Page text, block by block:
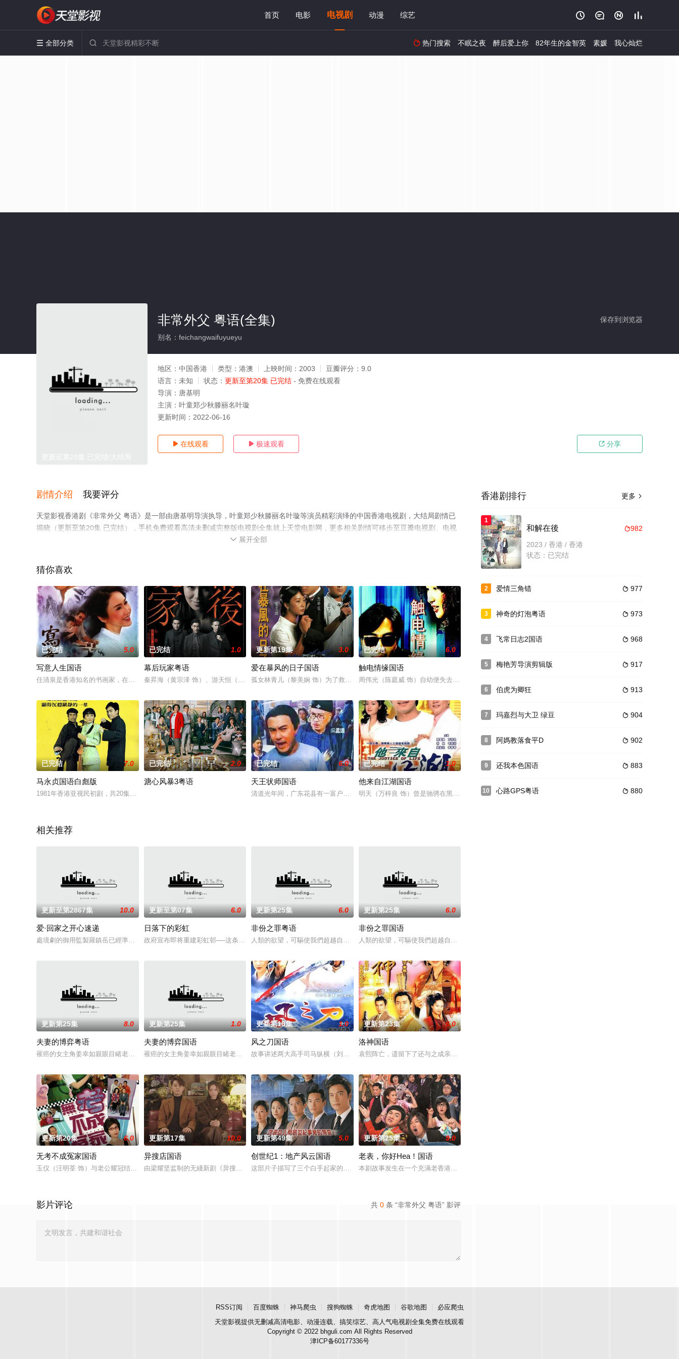
首页 电影 电视剧 动漫 综艺    
 全部分类   热门搜索 不眠之夜 醉后爱上你 82年生的金智英 素媛 我心灿烂
保存到浏览器
非常外父 粤语(全集)
别名：feichangwaifuyueyu
地区： 中国香港 类型： 港澳 上映时间： 2003 豆瓣评分： 9.0
语言： 未知 状态： 更新至第20集 已完结 - 免费在线观看
导演： 唐基明
主演： 叶童郑少秋滕丽名叶璇
更新时间： 2022-06-16
 在线观看  极速观看  分享
剧情介绍 我要评分
天堂影视香港剧《非常外父 粤语》是一部由唐基明导演执导，叶童郑少秋滕丽名叶璇等演员精彩演绎的中国香港电视剧，大结局剧情已
揭晓（更新至第20集 已完结），手机免费观看高清未删减完整版电视剧全集就上天堂电影网，更多相关剧情可移步至豆瓣电视剧、电视
 展开全部
猜你喜欢
已完结 5.0
写意人生国语
任清泉是香港知名的书画家，在上环开设了一家专卖文房四宝兼卖名家书画的店铺「多宝轩」。为了推广中华文化，还开班教授书法和国画。清泉妻子早丧，多年来与妻舅高大威和
已完结 1.0
幕后玩家粤语
秦昇海（黄宗泽 饰）、游天恒（张继聪 饰）和冯汐然（萧正楠 饰）是情同手足的好兄弟，三人供职于同一间公关公司之内，在各自的领域里发挥所长，虽然他们个性迥异，对
更新第19集 3.0
爱在暴风的日子国语
孤女林青儿（黎美娴 饰）为了救落难的父亲而遭受警察和黑帮头目的虐待。幸运的是，她的好友张楚文（林文龙 饰）勇敢地救了她。二人偷渡到了
已完结 6.0
触电情缘国语
周伟光（陈庭威 饰）自幼便失去了父母，在孤儿院中长大，孤儿院里，周伟光遇见了同样身世伶仃的郭兆中
已完结 7.0
马永贞国语白彪版
1981年香港亚视民初剧，共20集，监制是徐小明和李兆华。山东戏班(马艳桃)剧团来到上海谋生，却遭上海黑帮邵八(司马华龙)势力欺压，致使大师兄马永贞(白彪)和
已完结 2.0
溏心风暴3粤语
已完结 6.0
天王状师国语
清道光年间，广东花县有一富户，户主陈鸿妻早亡，子至贤不孝，陈鸿便将希望寄托在继室缪兰身上。皇天不负有心人，兰生子梦吉（张卫健饰）
已完结 1.0
他来自江湖国语
明天（万梓良 饰）曾是驰骋在黑道中的铁面英雄，然而，未婚妻的死使他深受打击，心灰意冷之下决心金盆
相关推荐
更新至第2867集 10.0
爱·回家之开心速递
處境劇的御用監製羅鎮岳已經準備開拍新一套處境劇，暫定叫《愛．回家之開心速遞》，「過往的處境劇都是以家庭為主，今次當然不例外啦。而故事除了家庭，因為網購現在都好
更新至第07集 6.0
日落下的彩虹
政府宣布即将重建彩虹邨──这条超过60年的名牌屋邨，满载香港情怀，是几代人的成长与回忆。
更新第25集 6.0
非份之罪粤语
人類的欲望，可驅使我們超越自我，然而，當欲望失控，過份貪圖金錢與權勢、追求不屬於自己的愛，非份之想被無限放大，一不經意，便陷入道
更新第25集 6.0
非份之罪国语
人類的欲望，可驅使我們超越自我，然而，當欲望失控，過份貪圖金錢與權勢、追求不屬於自己的愛，非份
更新第25集 8.0
夫妻的博弈粤语
罹癌的女主角姜幸如親眼目睹老公和她唯一的閨蜜的姦情，慘遭兩人狠下毒手。坎坷的她竟然「死而復生」，奇迹地回到五年前⋯獲得「重生」的幸如決定為自己而活，她任職廣告
更新第25集 1.0
夫妻的博弈国语
罹癌的女主角姜幸如親眼目睹老公和她唯一的閨蜜的姦情，慘遭兩人狠下毒手。坎坷的她竟然「死而復生」，奇迹地回到五年前⋯獲得「重生」的幸如決定為自己而活，她任職廣告
更新第18集 1.0
风之刀国语
故事讲述两大高手司马纵横（刘江）与洪震（罗乐林）决战，横打败震，废其武功，将他送往无我岛教化。皇极神算姚康节算出横必会称霸，但祸
更新第23集 6.0
洛神国语
袁熙阵亡，遗留下了还与之成亲的甄宓（蔡少芬 饰），意外为曹植（马浚伟 饰）救于曹丕（陈豪 饰）的剑下
更新第20集 6.0
无考不成冤家国语
玉仪（汪明荃 饰）与老公耀冠结婚多年，育有三个儿子：天泽（莫家尧 饰）、天恩（马德钟 饰）和天平（黄家乐 饰），一家人本来生活安稳，不料玉仪的孪生姐姐碧仪（汪
更新第17集 10.0
异搜店国语
由梁耀坚监制的无綫新剧《异搜店》，以3位年青演员陈晓华、何广沛、吴业坤担正主演，故事以一间专卖各式各样旧物的二手店为故事背景，并由数个单元故事组成，每个单元各
更新第49集 5.0
创世纪1：地产风云国语
这部片子描写了三个白手起家的好兄弟的创业故事和其中的恩怨情仇。荣添（罗嘉良 饰）、志强（郭晋安 饰）和文彪（陈锦鸿 饰）是三个一起长
更新第25集 9.0
老表，你好Hea！国语
本剧故事发生在一个充满老香港风味的场景，以喜剧形式展现左邻右里间的嬉笑怒骂，从而体现出香港社会
共 0 条 “非常外父 粤语” 影评
影片评论
更多 
香港剧排行
1
982
和解在後
2023 / 香港 / 香港
状态：已完结
2  977
爱情三角错
3  973
神奇的灯泡粤语
4  968
飞常日志2国语
5  917
梅艳芳导演剪辑版
6  913
伯虎为卿狂
7  904
玛嘉烈与大卫 绿豆
8  902
阿媽教落食平D
9  883
还我本色国语
10  880
心路GPS粤语
RSS订阅 百度蜘蛛 神马爬虫 搜狗蜘蛛 奇虎地图 谷歌地图
必应爬虫
天堂影视提供无删减高清电影、动漫连载、搞笑综艺、高人气电视剧全集免费在线观看
Copyright © 2022 bhguli.com All Rights Reserved
津ICP备60177336号